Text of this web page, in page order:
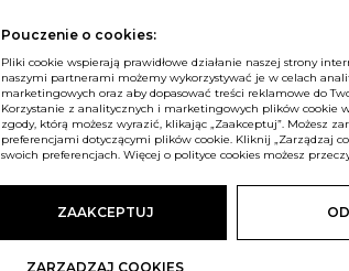
© Balma. Wszelkie prawa zastrzeżone.
Pouczenie o cookies:
Pliki cookie wspierają prawidłowe działanie naszej strony
naszymi partnerami możemy wykorzystywać je w celach
marketingowych oraz aby dopasować treści reklamowe do
Korzystanie z analitycznych i marketingowych plików cookie
zgody, którą możesz wyrazić, klikając „Zaakceptuj”. Możesz
preferencjami dotyczącymi plików cookie. Kliknij „Zarządzaj
swoich preferencjach. Więcej o polityce cookies możesz
ZAAKCEPTUJ
ZARZĄDZAJ COOKIES